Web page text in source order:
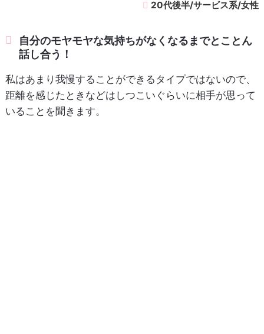
20代後半/サービス系/女性
自分のモヤモヤな気持ちがなくなるまでとことん
話し合う！
私はあまり我慢することができるタイプではないので、
距離を感じたときなどはしつこいぐらいに相手が思って
いることを聞きます。